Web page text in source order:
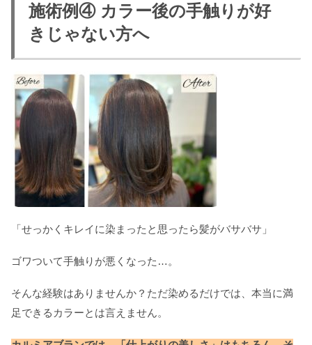
施術例④ カラー後の手触りが好
きじゃない方へ
「せっかくキレイに染まったと思ったら髪がバサバサ」
ゴワついて手触りが悪くなった…。
そんな経験はありませんか？ただ染めるだけでは、本当に満
足できるカラーとは言えません。